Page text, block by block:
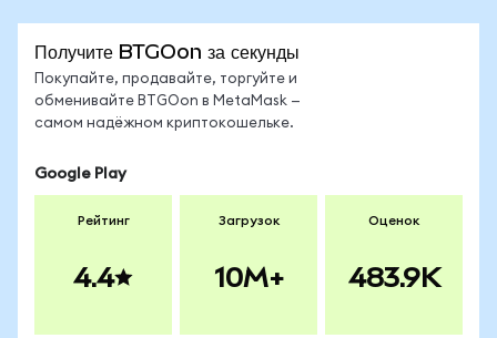
Получите BTGOon за секунды
Покупайте, продавайте, торгуйте и
обменивайте BTGOon в MetaMask —
самом надёжном криптокошельке.
Google Play
Рейтинг
4.4
Загрузок
10M+
Оценок
483.9K